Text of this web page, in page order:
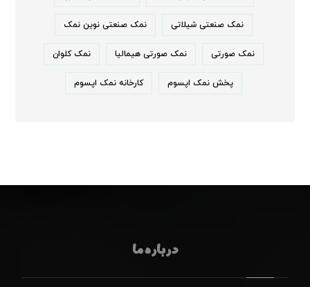
نمک صنعتی شیلاتی نمک صنعتی نوین نمک
نمک صورتی نمک صورتی هیمالیا نمک کلوان
پخش نمک اپسوم کارخانه نمک اپسوم
درباره ما